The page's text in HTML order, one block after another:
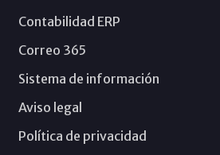
Contabilidad ERP
Correo 365
Sistema de información
Aviso legal
Política de privacidad